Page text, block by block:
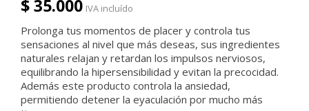
$ 35.000 IVA incluído
Prolonga tus momentos de placer y controla tus
sensaciones al nivel que más deseas, sus ingredientes
naturales relajan y retardan los impulsos nerviosos,
equilibrando la hipersensibilidad y evitan la precocidad.
Además este producto controla la ansiedad,
permitiendo detener la eyaculación por mucho más